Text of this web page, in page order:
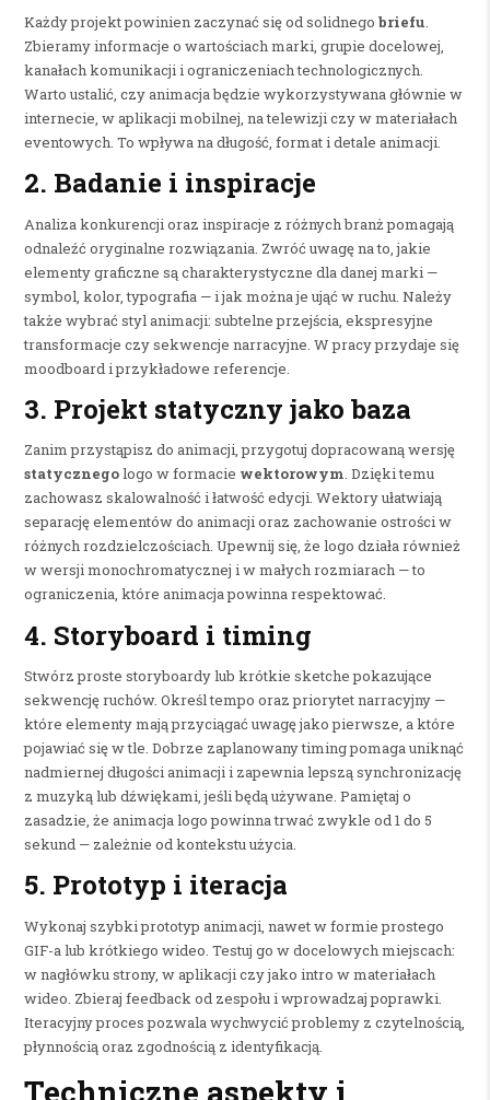
Każdy projekt powinien zaczynać się od solidnego briefu.
Zbieramy informacje o wartościach marki, grupie docelowej,
kanałach komunikacji i ograniczeniach technologicznych.
Warto ustalić, czy animacja będzie wykorzystywana głównie w
internecie, w aplikacji mobilnej, na telewizji czy w materiałach
eventowych. To wpływa na długość, format i detale animacji.
2. Badanie i inspiracje
Analiza konkurencji oraz inspiracje z różnych branż pomagają
odnaleźć oryginalne rozwiązania. Zwróć uwagę na to, jakie
elementy graficzne są charakterystyczne dla danej marki —
symbol, kolor, typografia — i jak można je ująć w ruchu. Należy
także wybrać styl animacji: subtelne przejścia, ekspresyjne
transformacje czy sekwencje narracyjne. W pracy przydaje się
moodboard i przykładowe referencje.
3. Projekt statyczny jako baza
Zanim przystąpisz do animacji, przygotuj dopracowaną wersję
statycznegologo w formacie wektorowym. Dzięki temu
zachowasz skalowalność i łatwość edycji. Wektory ułatwiają
separację elementów do animacji oraz zachowanie ostrości w
różnych rozdzielczościach. Upewnij się, że logo działa również
w wersji monochromatycznej i w małych rozmiarach — to
ograniczenia, które animacja powinna respektować.
4. Storyboard i timing
Stwórz proste storyboardy lub krótkie sketche pokazujące
sekwencję ruchów. Określ tempo oraz priorytet narracyjny —
które elementy mają przyciągać uwagę jako pierwsze, a które
pojawiać się w tle. Dobrze zaplanowany timing pomaga uniknąć
nadmiernej długości animacji i zapewnia lepszą synchronizację
z muzyką lub dźwiękami, jeśli będą używane. Pamiętaj o
zasadzie, że animacja logo powinna trwać zwykle od 1 do 5
sekund — zależnie od kontekstu użycia.
5. Prototyp i iteracja
Wykonaj szybki prototyp animacji, nawet w formie prostego
GIF-a lub krótkiego wideo. Testuj go w docelowych miejscach:
w nagłówku strony, w aplikacji czy jako intro w materiałach
wideo. Zbieraj feedback od zespołu i wprowadzaj poprawki.
Iteracyjny proces pozwala wychwycić problemy z czytelnością,
płynnością oraz zgodnością z identyfikacją.
Techniczne aspekty i